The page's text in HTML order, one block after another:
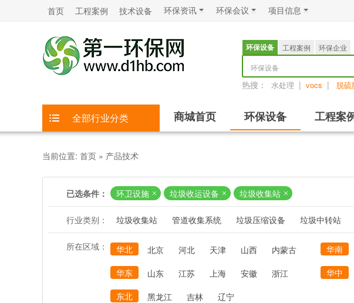
首页 工程案例 技术设备 环保资讯 环保会议 项目信息
环保设备 工程案例
环保企业
环保设备
热搜： 水处理 | vocs | 脱硫
全部行业分类 商城首页 环保设备 工程案
当前位置: 首页 » 产品技术
已选条件： 环卫设施 垃圾收运设备 垃圾收集站
行业类别： 垃圾收集站 管道收集系统 垃圾压缩设备 垃圾中转站
所在区域： 华北 北京 河北 天津 山西 内蒙古 华南
华东
山东 江苏 上海 安徽 浙江 华中
东北
黑龙江 吉林 辽宁